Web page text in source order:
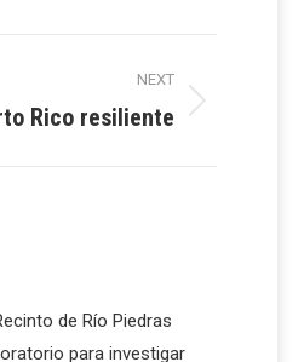
NEXT
Rico resiliente
de Río Piedras
para investigar